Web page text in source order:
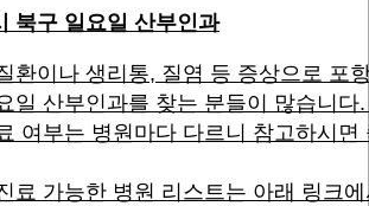
북구 일요일 산부인과
환이나 생리통, 질염 등 증상으로 포
일 산부인과를 찾는 분들이 많습니다
여부는 병원마다 다르니 참고하시면
료 가능한 병원 리스트는 아래 링크